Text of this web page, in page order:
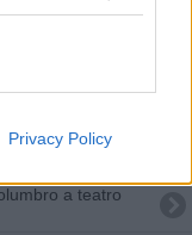
Privacy Policy
lunga
a teatro